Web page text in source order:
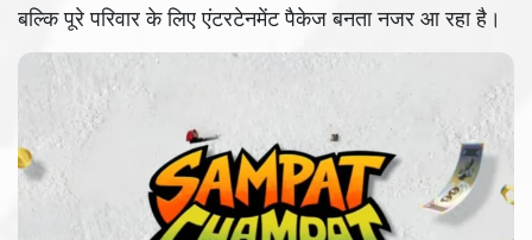
बल्कि पूरे परिवार के लिए एंटरटेनमेंट पैकेज बनता नजर आ रहा है।